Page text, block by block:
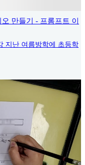
만들기 - 프롬프트 이
지난 여름방학에 초등학